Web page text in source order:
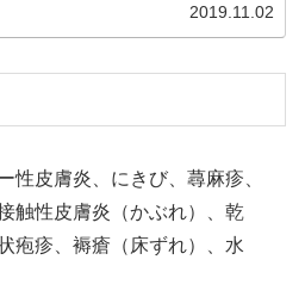
2019.11.02
性皮膚炎、にきび、蕁麻疹、
触性皮膚炎（かぶれ）、乾
疱疹、褥瘡（床ずれ）、水